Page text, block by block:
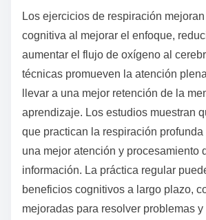
Los ejercicios de respiración
cognitiva al mejorar el enfoque,
aumentar el flujo de oxígeno al
técnicas promueven la atención
llevar a una mejor retención de la
aprendizaje. Los estudios muestran
que practican la respiración profunda
una mejor atención y procesamiento
información. La práctica regular
beneficios cognitivos a largo plazo,
mejoradas para resolver problemas